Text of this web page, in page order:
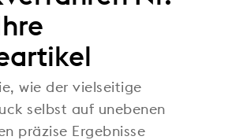
wie der vielseitige
selbst auf unebenen
präzise Ergebnisse